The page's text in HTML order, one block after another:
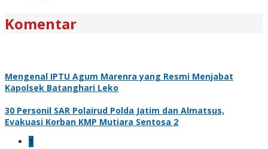
Komentar
Mengenal IPTU Agum Marenra yang Resmi Menjabat
Kapolsek Batanghari Leko
30 Personil SAR Polairud Polda Jatim dan Almatsus,
Evakuasi Korban KMP Mutiara Sentosa 2
1